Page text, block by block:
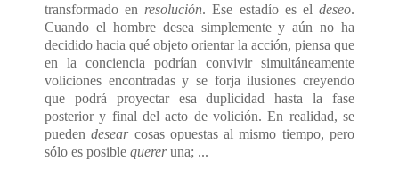
transformado en resolución. Ese estadío es eldeseo.
Cuando el hombre desea simplemente y aún no ha
decidido hacia qué objeto orientar la acción, piensa que
en la conciencia podrían convivir simultáneamente
voliciones encontradas y se forja ilusiones creyendo
que podrá proyectar esa duplicidad hasta la fase
posterior y final del acto de volición. En realidad, se
puedendesearcosas opuestas al mismo tiempo, pero
sólo es posible quereruna; ...